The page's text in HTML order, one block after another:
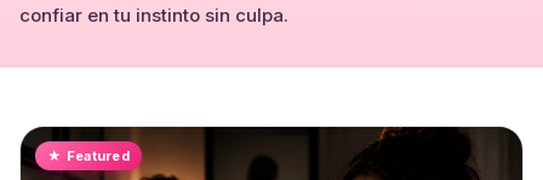
confiar en tu instinto sin culpa.
★ Featured